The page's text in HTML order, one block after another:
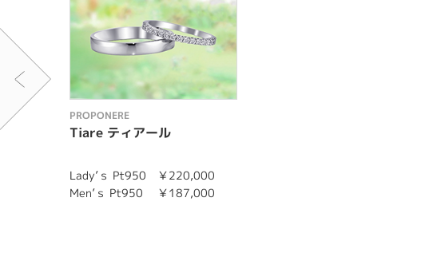
PROPONERE
Tiare ティアール
Lady’ｓ Pt950 ￥220,000
Men’ｓ Pt950 ￥187,000